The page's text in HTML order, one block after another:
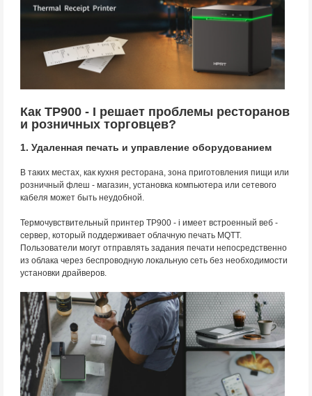
Как TP900 - I решает проблемы ресторанов
и розничных торговцев?
1. Удаленная печать и управление оборудованием
В таких местах, как кухня ресторана, зона приготовления пищи или
розничный флеш - магазин, установка компьютера или сетевого
кабеля может быть неудобной.
Термочувствительный принтер TP900 - i имеет встроенный веб -
сервер, который поддерживает облачную печать MQTT.
Пользователи могут отправлять задания печати непосредственно
из облака через беспроводную локальную сеть без необходимости
установки драйверов.